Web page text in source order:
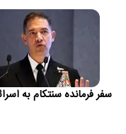
سفر فرمانده سنتکام به